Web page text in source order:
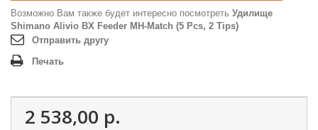
Возможно Вам также будет интересно посмотреть Удилище
Shimano Alivio BX Feeder MH-Match (5 Pcs, 2 Tips)
Отправить другу
Печать
2 538,00 р.